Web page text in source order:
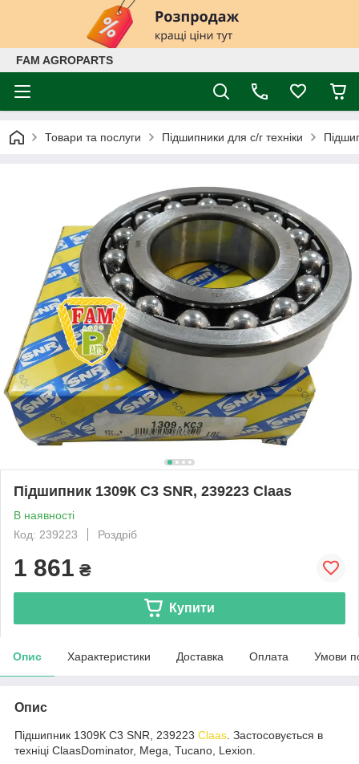
FAM AGROPARTS
Товари та послуги Підшипники для с/г техніки
Підшипник 1309К C3 SNR, 239223 Claas
В наявності
Код: 239223
Роздріб
1 861 ₴
Купити
Опис Характеристики Доставка Оплата Умови
Опис
Підшипник 1309К C3 SNR, 239223 Claas . Застосовується в
техніці ClaasDominator, Mega, Tucano, Lexion.